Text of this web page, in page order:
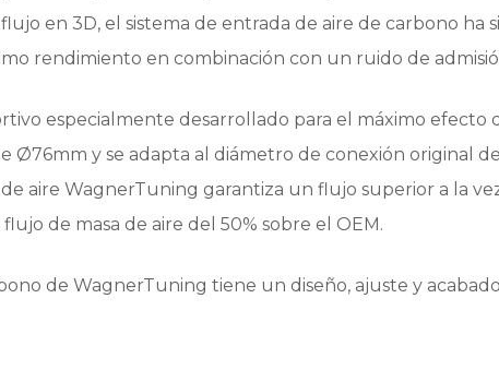
en 3D, el sistema de entrada de aire de carbono
rendimiento en combinación con un ruido de
especialmente desarrollado para el máximo
Ø76mm y se adapta al diámetro de conexión original
aire WagnerTuning garantiza un flujo superior a la
de masa de aire del 50% sobre el OEM.
de WagnerTuning tiene un diseño, ajuste y